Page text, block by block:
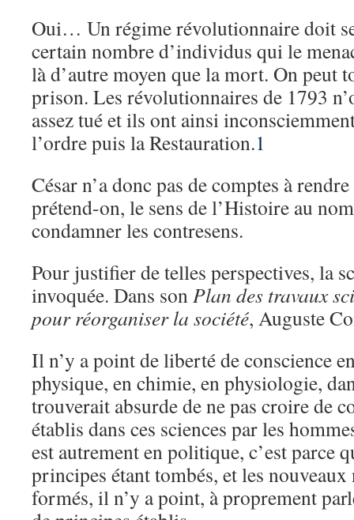
Oui… Un régime révolutionnaire doit
certain nombre d’individus qui le
là d’autre moyen que la mort. On peut
prison. Les révolutionnaires de 1793
assez tué et ils ont ainsi
l’ordre puis la Restauration.1
César n’a donc pas de comptes à
prétend-on, le sens de l’Histoire au
condamner les contresens.
Pour justifier de telles perspectives, la
invoquée. Dans sonPlan des travaux
pour réorganiser la société, Auguste
Il n’y a point de liberté de conscience
physique, en chimie, en physiologie,
trouverait absurde de ne pas croire de
établis dans ces sciences par les
est autrement en politique, c’est parce
principes étant tombés, et les nouveaux
formés, il n’y a point, à proprement